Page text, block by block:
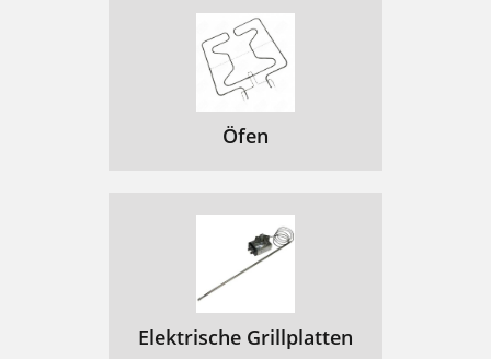
Öfen
Elektrische Grillplatten